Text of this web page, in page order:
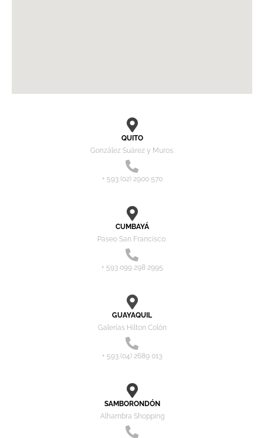
QUITO
González Suárez y Muros.
+ 593 (02) 2900 570
CUMBAYÁ
Paseo San Francisco.
+ 593 099 298 2995
GUAYAQUIL
Galerías Hilton Colón
+ 593 (04) 2689 013
SAMBORONDÓN
Alhambra Shopping